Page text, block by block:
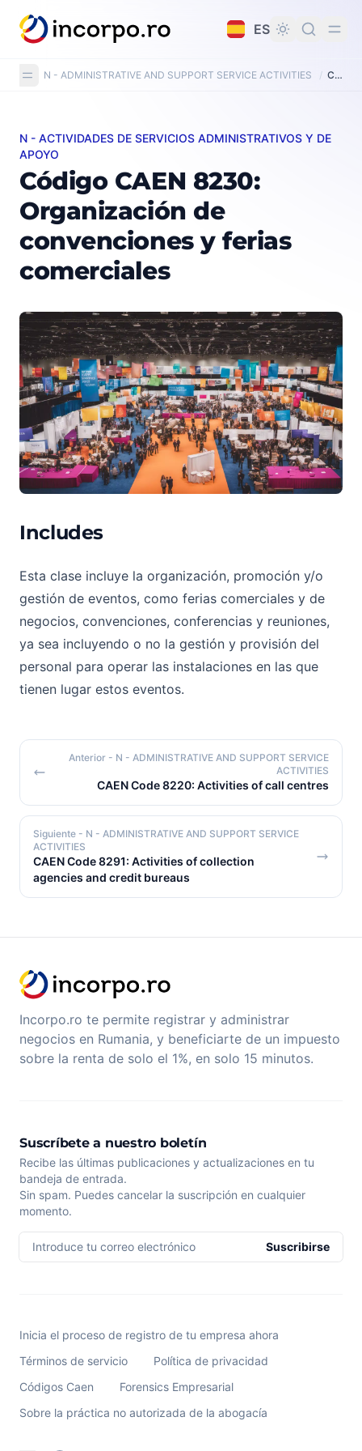
principal
ES
N - ADMINISTRATIVE AND SUPPORT SERVICE ACTIVITIES / CAEN Code 8230: Organisation of conventions and trade shows
Código CAEN 8230: Organización de convenciones y
N - ACTIVIDADES DE SERVICIOS ADMINISTRATIVOS Y DE
APOYO
Código CAEN 8230:
Organización de
convenciones y ferias
comerciales
Includes
Esta clase incluye la organización, promoción y/o
gestión de eventos, como ferias comerciales y de
negocios, convenciones, conferencias y reuniones,
ya sea incluyendo o no la gestión y provisión del
personal para operar las instalaciones en las que
tienen lugar estos eventos.
Anterior - N - ADMINISTRATIVE AND SUPPORT SERVICE
ACTIVITIES
CAEN Code 8220: Activities of call centres
Siguiente - N - ADMINISTRATIVE AND SUPPORT SERVICE
ACTIVITIES
CAEN Code 8291: Activities of collection
agencies and credit bureaus
Incorpo.ro te permite registrar y administrar
negocios en Rumania, y beneficiarte de un impuesto
sobre la renta de solo el 1%, en solo 15 minutos.
Suscríbete a nuestro boletín
Recibe las últimas publicaciones y actualizaciones en tu
bandeja de entrada.
Sin spam. Puedes cancelar la suscripción en cualquier
momento.
Introduce tu correo electrónico Suscribirse
Inicia el proceso de registro de tu empresa ahora
Términos de servicio
Política de privacidad
Códigos Caen
Forensics Empresarial
Sobre la práctica no autorizada de la abogacía